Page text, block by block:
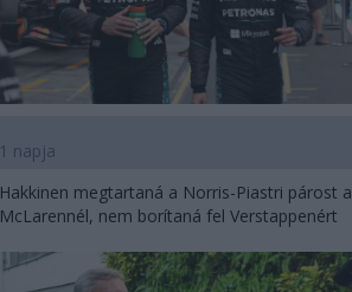
1 napja
Hakkinen megtartaná a Norris-Piastri párost a
McLarennél, nem borítaná fel Verstappenért